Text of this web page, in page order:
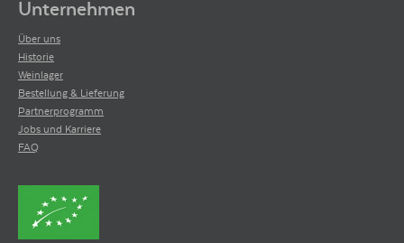
Unternehmen
Über uns
Historie
Weinlager
Bestellung & Lieferung
Partnerprogramm
Jobs und Karriere
FAQ